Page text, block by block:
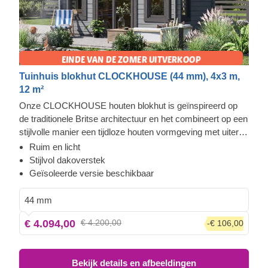
Tuinhuis blokhut CLOCKHOUSE (44 mm), 4x3 m,
12 m²
Onze CLOCKHOUSE houten blokhut is geïnspireerd op
de traditionele Britse architectuur en het combineert op een
stijlvolle manier een tijdloze houten vormgeving met uiterst
functioneel comfort. Deze ruime hut wordt overspoeld met
natuurlijk licht dankzij de enorme ramen en deuren die de
voorkant van het gebouw bedekken. Het is de perfecte
of een gezellige plek waar u met uw familie en vrienden
kunt samenkomen. Om het u zo gemakkelijk mogelijk te
maken, is er ook een geïsoleerde versie van dit model
verkrijgbaar.
Ruim en licht
Stijlvol dakoverstek
Geïsoleerde versie beschikbaar
44 mm
€ 4.094,00 € 4.200,00 -€ 106,00
Bekijk details en afbeeldingen